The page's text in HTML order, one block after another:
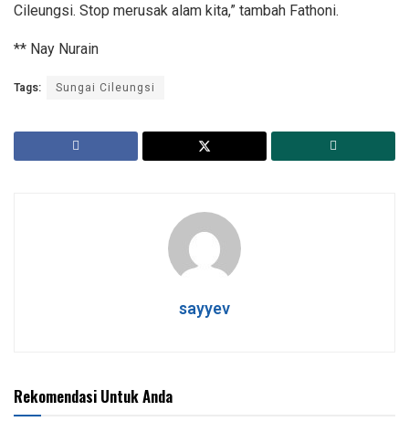
Cileungsi. Stop merusak alam kita,” tambah Fathoni.
** Nay Nurain
Tags: Sungai Cileungsi
sayyev
Rekomendasi Untuk Anda